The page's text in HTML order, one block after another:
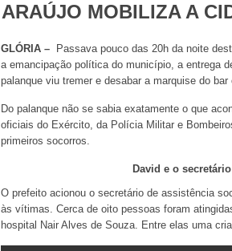
ARAÚJO MOBILIZA A
GLÓRIA –
Passava pouco das 20h da noite
a emancipação política do município, a entrega
palanque viu tremer e desabar a marquise do
Do palanque não se sabia exatamente o que
oficiais do Exército, da Polícia Militar e
primeiros socorros.
David e o
O prefeito acionou o secretário de assistência
às vítimas. Cerca de oito pessoas foram
hospital Nair Alves de Souza. Entre elas uma